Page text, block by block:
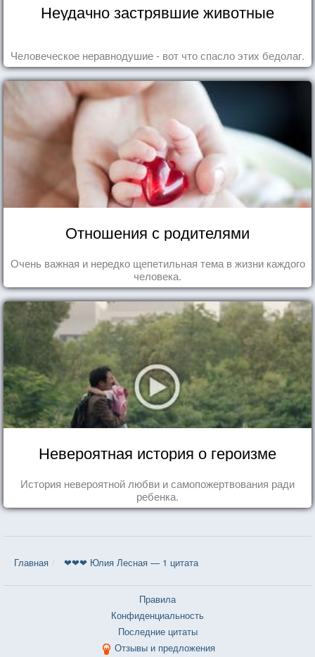
Неудачно застрявшие животные
Человеческое неравнодушие - вот что спасло этих бедолаг.
Отношения с родителями
Очень важная и нередко щепетильная тема в жизни каждого
человека.
Невероятная история о героизме
История невероятной любви и самопожертвования ради
ребенка.
Главная ❤❤❤ Юлия Лесная — 1 цитата
Правила
Конфиденциальность
Последние цитаты
Отзывы и предложения